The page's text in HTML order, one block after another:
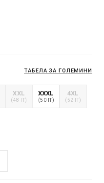
ТАБЕЛА ЗА ГОЛЕМИНИ
XXL
(48 IT)
XXXL
(50 IT)
4XL
(52 IT)